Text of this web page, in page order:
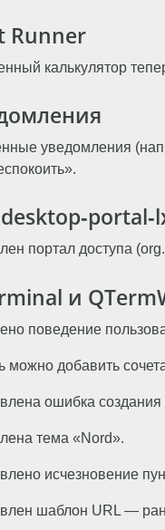
Runner
калькулятор
уведомления
портал доступа
и
поведение
можно добавить
ошибка
тема «Nord».
исчезновение
шаблон URL —